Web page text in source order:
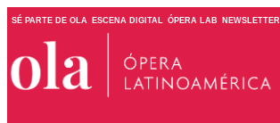
SÉ PARTE DE OLA ESCENA DIGITAL ÓPERA LAB NEWSLETTER